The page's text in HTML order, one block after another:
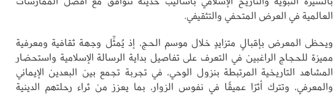
العالمية في العرض المتحفي والتثقيفي.
ويحظى المعرض بإقبالٍ متزايدٍ خلال موسم الحج، إذ يُمثِّل وجهة ثقافية ومعرفية
مميزة للحجاج الراغبين في التعرف على تفاصيل بداية الرسالة الإسلامية واستحضار
المشاهد التاريخية المرتبطة بنزول الوحي، في تجربة تجمع بين البعدين الإيماني
والمعرفي، وتترك أثرًا عميقًا في نفوس الزوار، بما يعزز من ثراء رحلتهم الدينية